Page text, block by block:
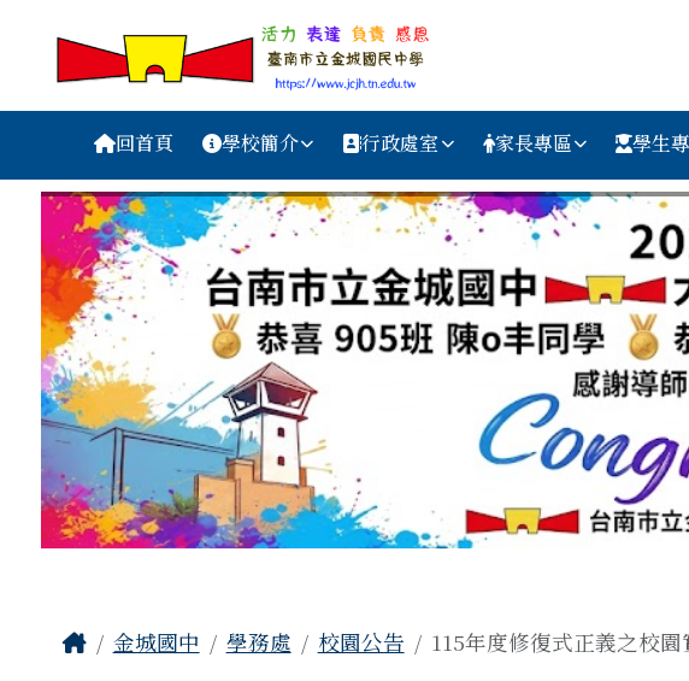
台南市金城國中資訊網
導覽列回首頁 學校簡介 行政處室 家長專區 學生
主內容區域
Home金城國中 學務處 校園公告 115年度修復式正義之校
頁尾區域